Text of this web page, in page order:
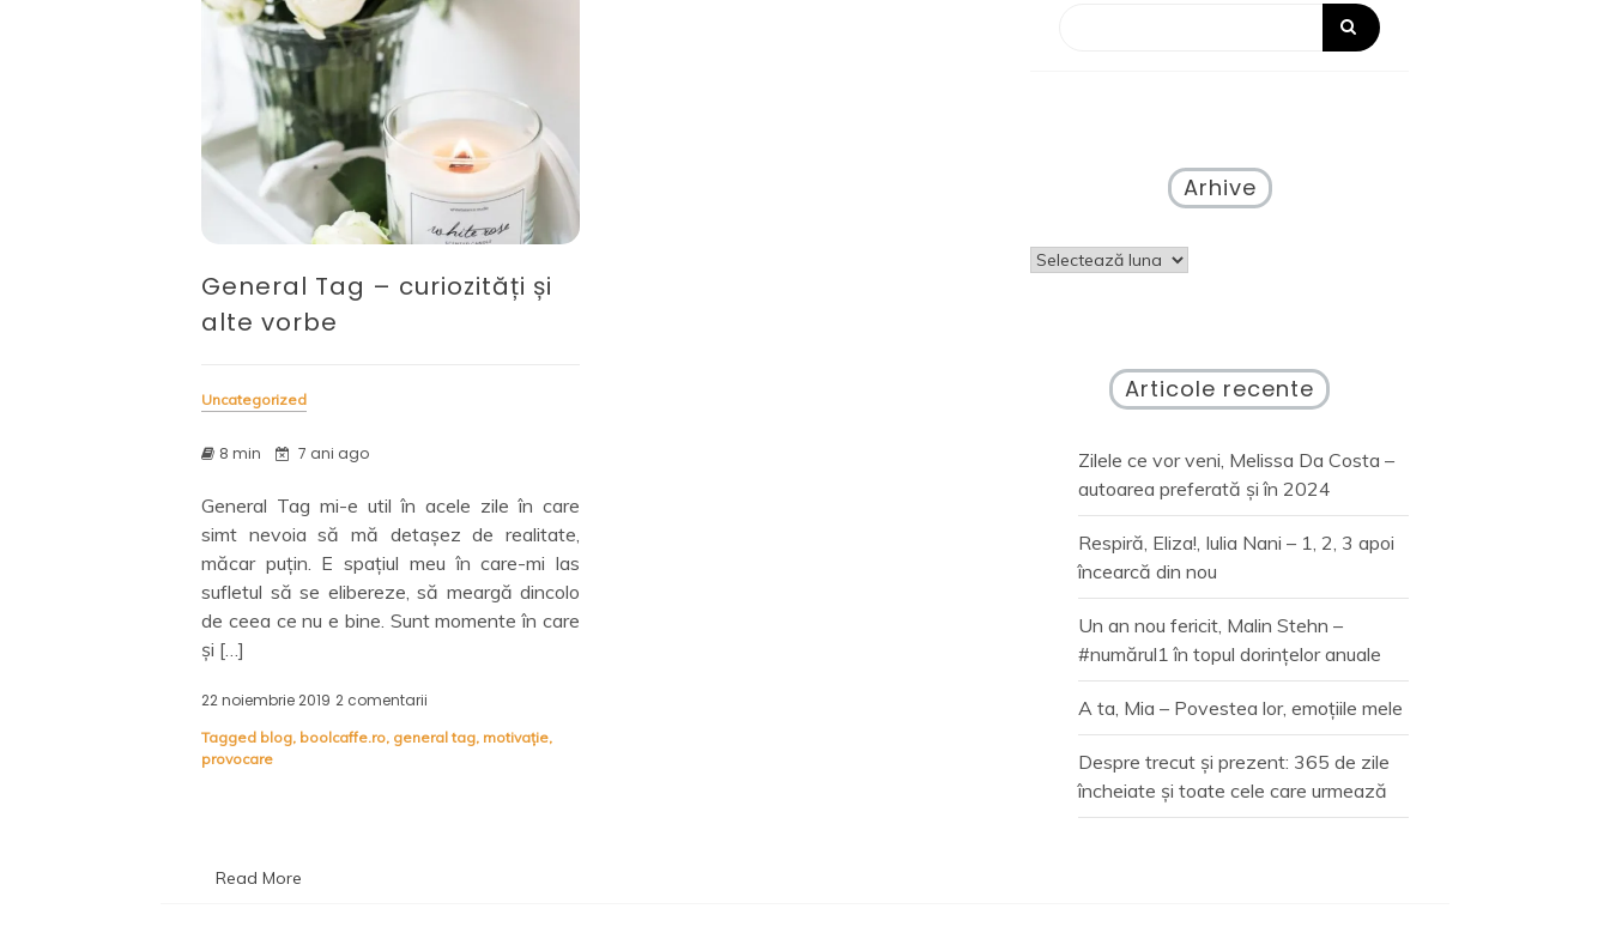
General Tag – curiozități și
alte vorbe
Uncategorized
8 min 7 ani ago
General Tag mi-e util în acele zile în care
simt nevoia să mă detașez de realitate,
măcar puțin. E spațiul meu în care-mi las
sufletul să se elibereze, să meargă dincolo
de ceea ce nu e bine. Sunt momente în care
și […]
22 noiembrie 2019 2 comentarii
Tag
Tagged blog, boolcaffe.ro, general tag, motivație,
provocare
Read More
Arhive
Arhive
Articole recente
Zilele ce vor veni, Melissa Da Costa –
autoarea preferată și în 2024
Respiră, Eliza!, Iulia Nani – 1, 2, 3 apoi
încearcă din nou
Un an nou fericit, Malin Stehn –
#numărul1 în topul dorințelor anuale
A ta, Mia – Povestea lor, emoțiile mele
Despre trecut și prezent: 365 de zile
încheiate și toate cele care urmează